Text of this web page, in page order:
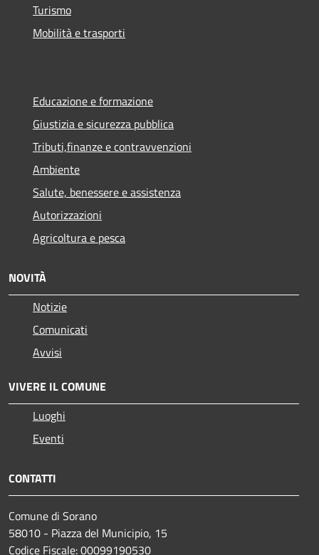
Turismo
Mobilità e trasporti
Educazione e formazione
Giustizia e sicurezza pubblica
Tributi,finanze e contravvenzioni
Ambiente
Salute, benessere e assistenza
Autorizzazioni
Agricoltura e pesca
NOVITÀ
Notizie
Comunicati
Avvisi
VIVERE IL COMUNE
Luoghi
Eventi
CONTATTI
Comune di Sorano
58010 - Piazza del Municipio, 15
Codice Fiscale: 00099190530